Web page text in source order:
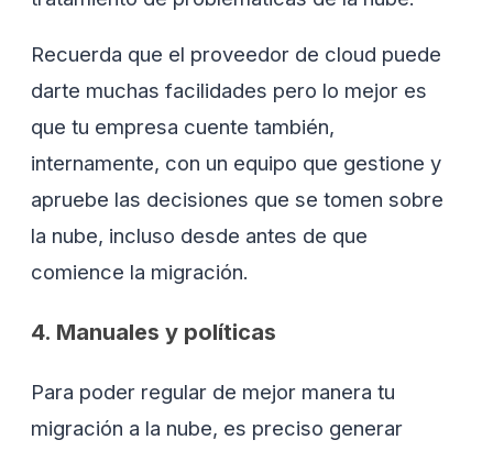
Recuerda que el proveedor de cloud puede
darte muchas facilidades pero lo mejor es
que tu empresa cuente también,
internamente, con un equipo que gestione y
apruebe las decisiones que se tomen sobre
la nube, incluso desde antes de que
comience la migración.
4. Manuales y políticas
Para poder regular de mejor manera tu
migración a la nube, es preciso generar